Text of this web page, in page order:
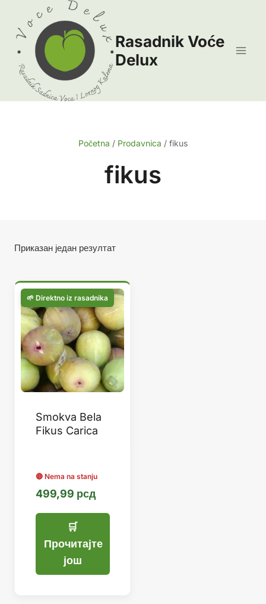
content
Rasadnik Voće
Delux
Početna / Prodavnica / fikus
fikus
Приказан један резултат
Smokva Bela
Fikus Carica
499,99 рсд
Прочитајте
још